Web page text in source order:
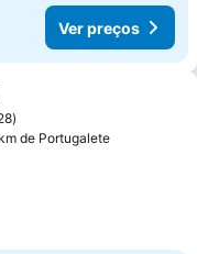
Ver preços
aos favoritos
de Portugalete